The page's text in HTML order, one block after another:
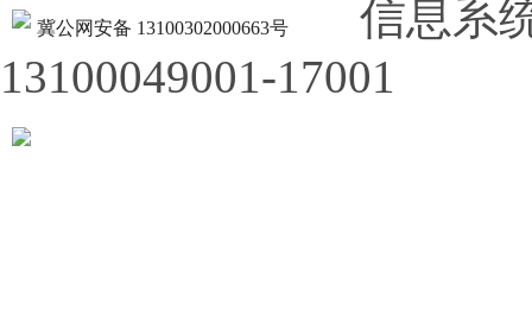
冀公网安备 13100302000663号
信息系
13100049001-17001